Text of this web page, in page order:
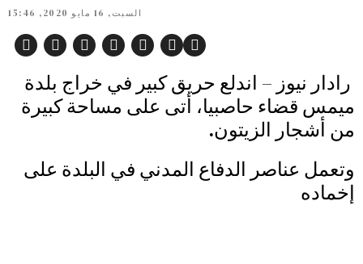
السبت, 16 مايو 2020, 15:46
رادار نيوز – اندلع حريق كبير في خراج بلدة
ميمس قضاء حاصبيا، أتى على مساحة كبيرة
من أشجار الزيتون.
وتعمل عناصر الدفاع المدني في البلدة على
إخماده